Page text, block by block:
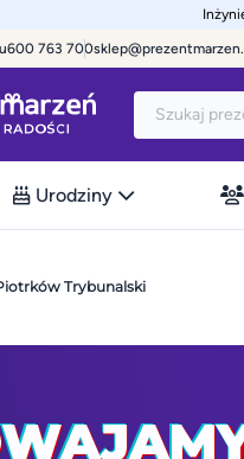
600 763 700
Urodziny
Trybunalski